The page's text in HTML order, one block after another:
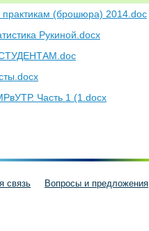
практикам (брошюра) 2014.doc
Рукиной.docx
Часть 1 (1.docx
связь Вопросы и предложения